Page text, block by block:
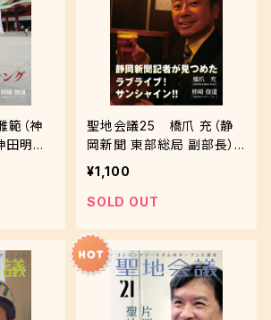
範（神
田明神
」
聖地会議25 橋爪 充（静
岡新聞 東部総局 副部長）
「静岡新聞記者が見つめた
ラブライブ！サンシャイン!!」
¥1,100
SOLD OUT